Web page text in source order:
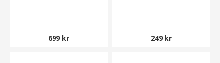
699 kr 249 kr